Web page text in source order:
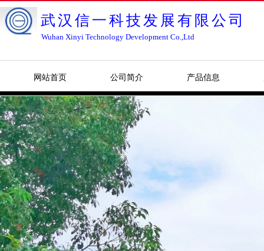
武汉信一科技发展有限公司
Wuhan Xinyi Technology Development Co.,Ltd
网站首页 公司简介 产品信息